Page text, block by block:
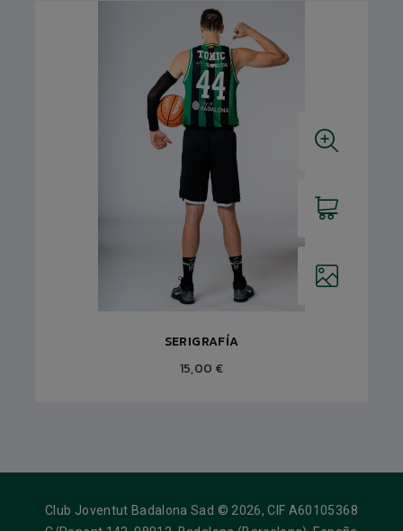
SERIGRAFÍA
15,00 €
Club Joventut Badalona Sad © 2026, CIF A60105368